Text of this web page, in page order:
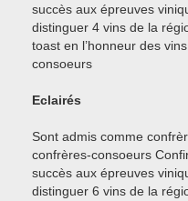
succès aux épreuves
distinguer 4 vins de la
toast en l’honneur des
consoeurs
Eclairés
Sont admis comme
confrères-consoeurs
succès aux épreuves
distinguer 6 vins de la